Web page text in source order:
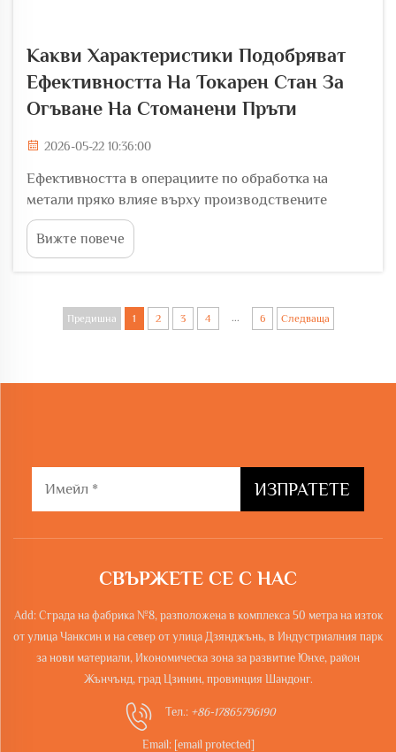
Какви Характеристики Подобряват
Ефективността На Токарен Стан За
Огъване На Стоманени Пръти
2026-05-22 10:36:00
Ефективността в операциите по обработка на
метали пряко влияе върху производствените
разходи, сроковете за изпълнение на проекти и
конкурентната позиция в строителния и
производствения сектор. При оценката на
важно да се разберат характеристиките, които...
Вижте повече
Предишна 1 2 3 4 ... 6 Следваща
ИЗПРАТЕТЕ
СВЪРЖЕТЕ СЕ С НАС
Add: Сграда на фабрика №8, разположена в комплекса 50 метра на изток
от улица Чанксин и на север от улица Дзянджънь, в Индустриалния парк
за нови материали, Икономическа зона за развитие Юнхе, район
Жънчънд, град Цзинин, провинция Шандонг.
Тел.: +86-17865796190
Email: [email protected]